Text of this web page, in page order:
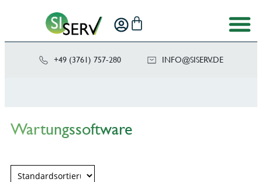
+49 (3761) 757-280 ED.VRE
SIS@OF
NI
Wartungssoftware